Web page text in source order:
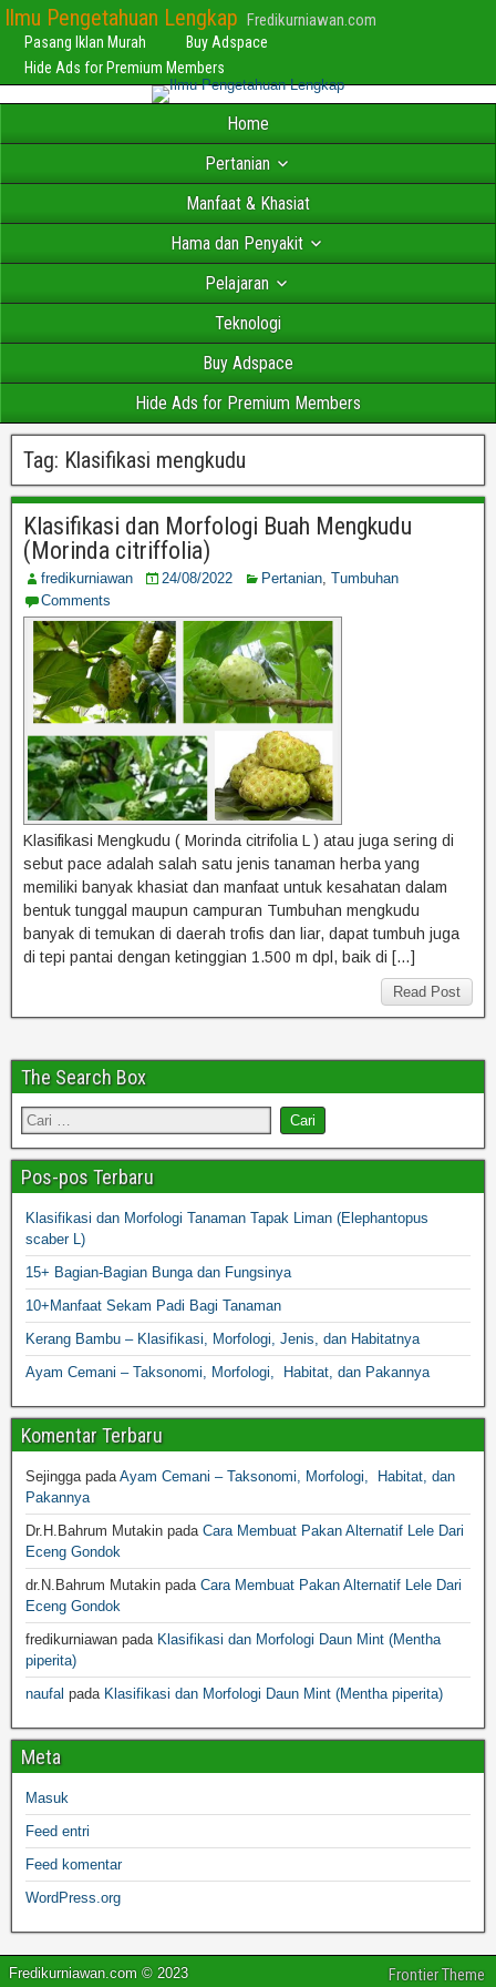
Ilmu Pengetahuan Lengkap Fredikurniawan.com
Pasang Iklan Murah
Buy Adspace
Hide Ads for Premium Members
Home
Pertanian
Manfaat & Khasiat
Hama dan Penyakit
Pelajaran
Teknologi
Buy Adspace
Hide Ads for Premium Members
Tag: Klasifikasi mengkudu
Klasifikasi dan Morfologi Buah Mengkudu
(Morinda citriffolia)
fredikurniawan 24/08/2022 Pertanian, Tumbuhan
Comments
Klasifikasi Mengkudu ( Morinda citrifolia L ) atau juga sering di
sebut pace adalah salah satu jenis tanaman herba yang
memiliki banyak khasiat dan manfaat untuk kesahatan dalam
bentuk tunggal maupun campuran Tumbuhan mengkudu
banyak di temukan di daerah trofis dan liar, dapat tumbuh juga
di tepi pantai dengan ketinggian 1.500 m dpl, baik di […]
Read Post
The Search Box
Pos-pos Terbaru
Klasifikasi dan Morfologi Tanaman Tapak Liman (Elephantopus
scaber L)
15+ Bagian-Bagian Bunga dan Fungsinya
10+Manfaat Sekam Padi Bagi Tanaman
Kerang Bambu – Klasifikasi, Morfologi, Jenis, dan Habitatnya
Ayam Cemani – Taksonomi, Morfologi, Habitat, dan Pakannya
Komentar Terbaru
SejinggapadaAyam Cemani – Taksonomi, Morfologi, Habitat, dan
Pakannya
Dr.H.Bahrum Mutakin pada Cara Membuat Pakan Alternatif Lele Dari
Eceng Gondok
dr.N.Bahrum Mutakin pada Cara Membuat Pakan Alternatif Lele Dari
Eceng Gondok
fredikurniawan pada Klasifikasi dan Morfologi Daun Mint (Mentha
piperita)
naufal pada Klasifikasi dan Morfologi Daun Mint (Mentha piperita)
Meta
Masuk
Feed entri
Feed komentar
WordPress.org
Fredikurniawan.com © 2023 Frontier Theme